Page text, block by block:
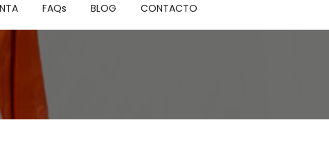
FAQs BLOG CONTACTO